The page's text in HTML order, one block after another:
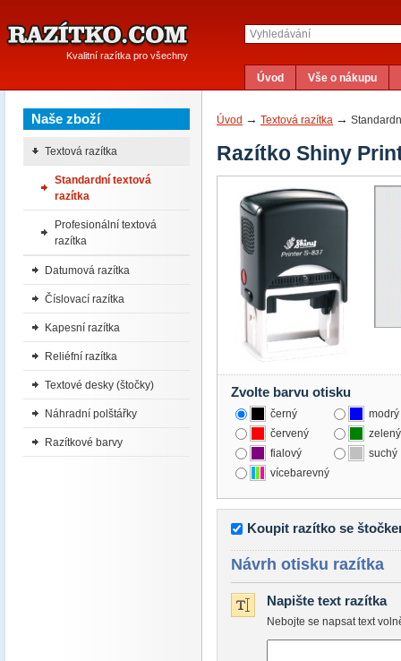
Kvalitní razítka pro všechny
Úvod Vše o nákupu
Úvod → Textová razítka →
Razítko Shiny
Zvolte barvu otisku
černý
modrý
červený
zelený
fialový
suchý
vícebarevný
Koupit razítko se
Návrh otisku razítka
Napište text razítka
Nebojte se napsat text
Naše zboží
Textová razítka
Standardní textová
razítka
Profesionální textová
razítka
Datumová razítka
Číslovací razítka
Kapesní razítka
Reliéfní razítka
Textové desky (štočky)
Náhradní polštářky
Razítkové barvy